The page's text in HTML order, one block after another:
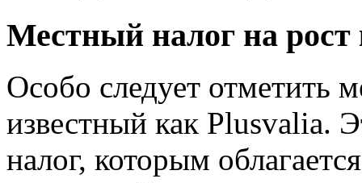
Местный налог на рост
Особо следует отметить
известный как Plusvalia.
налог, которым